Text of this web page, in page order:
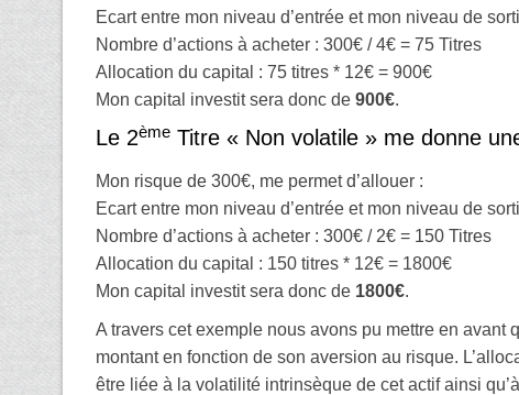
Ecart entre mon niveau d’entrée et mon niveau de
Nombre d’actions à acheter : 300€ / 4€ = 75 Titres
Allocation du capital : 75 titres * 12€ = 900€
Mon capital investit sera donc de 900€.
Le 2ème Titre « Non volatile » me donne
Mon risque de 300€, me permet d’allouer :
Ecart entre mon niveau d’entrée et mon niveau de
Nombre d’actions à acheter : 300€ / 2€ = 150 Titres
Allocation du capital : 150 titres * 12€ = 1800€
Mon capital investit sera donc de 1800€.
A travers cet exemple nous avons pu mettre en avant
montant en fonction de son aversion au risque.
être liée à la volatilité intrinsèque de cet actif ainsi